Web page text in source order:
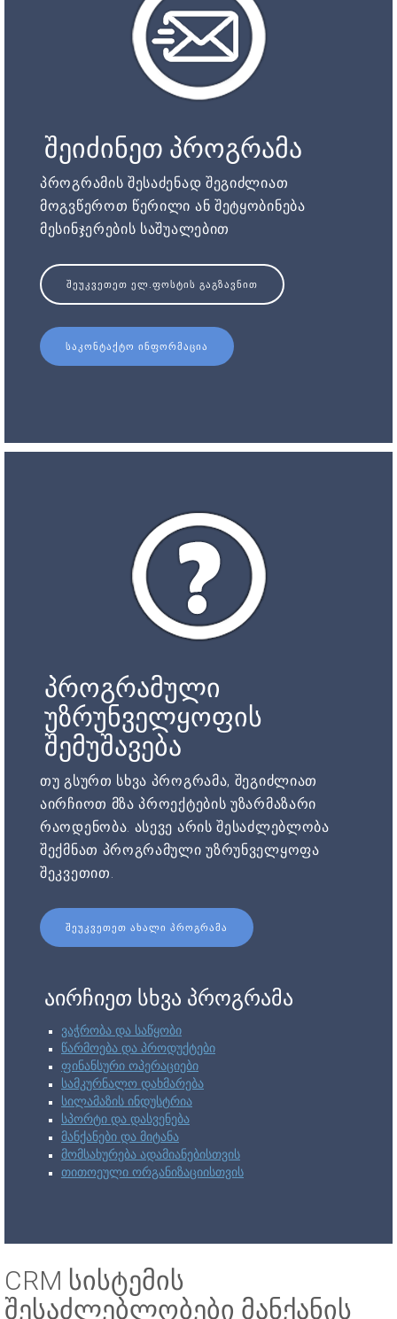
შეიძინეთ პროგრამა
პროგრამის შესაძენად შეგიძლიათ
მოგვწეროთ წერილი ან შეტყობინება
მესინჯერების საშუალებით
ᲨᲔᲣᲙᲕᲔᲗᲔᲗ ᲔᲚ.ᲤᲝᲡᲢᲘᲡ ᲒᲐᲒᲖᲐᲕᲜᲘᲗ
ᲡᲐᲙᲝᲜᲢᲐᲥᲢᲝ ᲘᲜᲤᲝᲠᲛᲐᲪᲘᲐ
პროგრამული
უზრუნველყოფის
შემუშავება
თუ გსურთ სხვა პროგრამა, შეგიძლიათ
აირჩიოთ მზა პროექტების უზარმაზარი
რაოდენობა. ასევე არის შესაძლებლობა
შექმნათ პროგრამული უზრუნველყოფა
შეკვეთით.
ᲨᲔᲣᲙᲕᲔᲗᲔᲗ ᲐᲮᲐᲚᲘ ᲞᲠᲝᲒᲠᲐᲛᲐ
აირჩიეთ სხვა პროგრამა
ვაჭრობა და საწყობი
წარმოება და პროდუქტები
ფინანსური ოპერაციები
სამკურნალო დახმარება
სილამაზის ინდუსტრია
სპორტი და დასვენება
მანქანები და მიტანა
მომსახურება ადამიანებისთვის
თითოეული ორგანიზაციისთვის
CRM სისტემის
შესაძლებლობები მანქანის